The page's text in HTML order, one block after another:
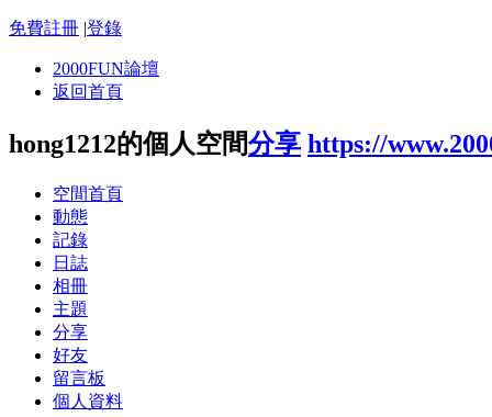
免費註冊 |登錄
2000FUN論壇
返回首頁
hong1212的個人空間分享 https://
空間首頁
動態
記錄
日誌
相冊
主題
分享
好友
留言板
個人資料